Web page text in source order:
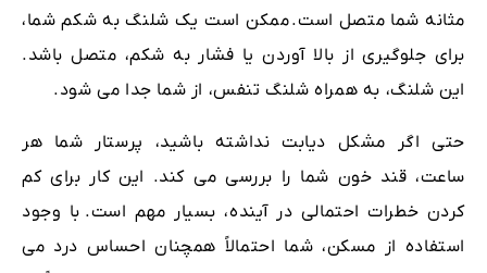
مثانه شما متصل است.ممکن است یک شلنگ به شکم شما،
برای جلوگیری از بالا آوردن یا فشار به شکم، متصل باشد.
این شلنگ، به همراه شلنگ تنفس، از شما جدا می شود.
حتی اگر مشکل دیابت نداشته باشید، پرستار شما هر
ساعت، قند خون شما را بررسی می کند. این کار برای کم
کردن خطرات احتمالی در آینده، بسیار مهم است. با وجود
استفاده از مسکن، شما احتمالاً همچنان احساس درد می